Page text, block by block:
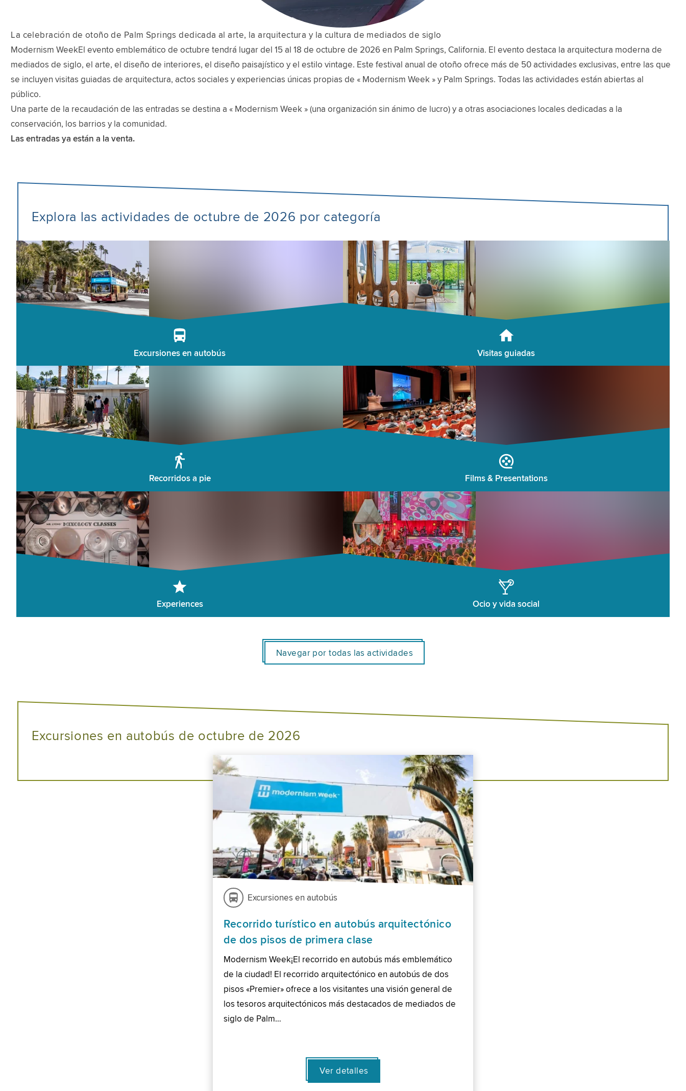
La celebración de otoño de Palm Springs dedicada al arte, la arquitectura y la cultura de mediados de siglo
Modernism WeekEl evento emblemático de octubre tendrá lugar del 15 al 18 de octubre de 2026 en Palm Springs, California. El evento destaca la arquitectura moderna de
mediados de siglo, el arte, el diseño de interiores, el diseño paisajístico y el estilo vintage. Este festival anual de otoño ofrece más de 50 actividades exclusivas, entre las que
se incluyen visitas guiadas de arquitectura, actos sociales y experiencias únicas propias de « Modernism Week » y Palm Springs. Todas las actividades están abiertas al
público.
Una parte de la recaudación de las entradas se destina a « Modernism Week » (una organización sin ánimo de lucro) y a otras asociaciones locales dedicadas a la
conservación, los barrios y la comunidad.
Las entradas ya están a la venta.
Explora las actividades de octubre de 2026 por categoría
Excursiones en autobús Visitas guiadas
Recorridos a pie Films & Presentations
Experiences Ocio y vida social
Navegar por todas las actividades
Excursiones en autobús de octubre de 2026
Excursiones en autobús
Recorrido turístico en autobús arquitectónico
de dos pisos de primera clase
Modernism Week¡El recorrido en autobús más emblemático
de la ciudad! El recorrido arquitectónico en autobús de dos
pisos «Premier» ofrece a los visitantes una visión general de
los tesoros arquitectónicos más destacados de mediados de
siglo de Palm…
Ver detalles